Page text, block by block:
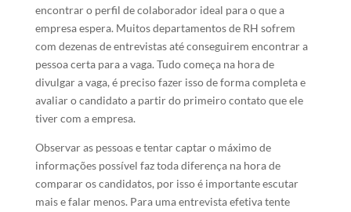
encontrar o perfil de colaborador ideal para o que a
empresa espera. Muitos departamentos de RH sofrem
com dezenas de entrevistas até conseguirem encontrar a
pessoa certa para a vaga. Tudo começa na hora de
divulgar a vaga, é preciso fazer isso de forma completa e
avaliar o candidato a partir do primeiro contato que ele
tiver com a empresa.
Observar as pessoas e tentar captar o máximo de
informações possível faz toda diferença na hora de
comparar os candidatos, por isso é importante escutar
mais e falar menos. Para uma entrevista efetiva tente